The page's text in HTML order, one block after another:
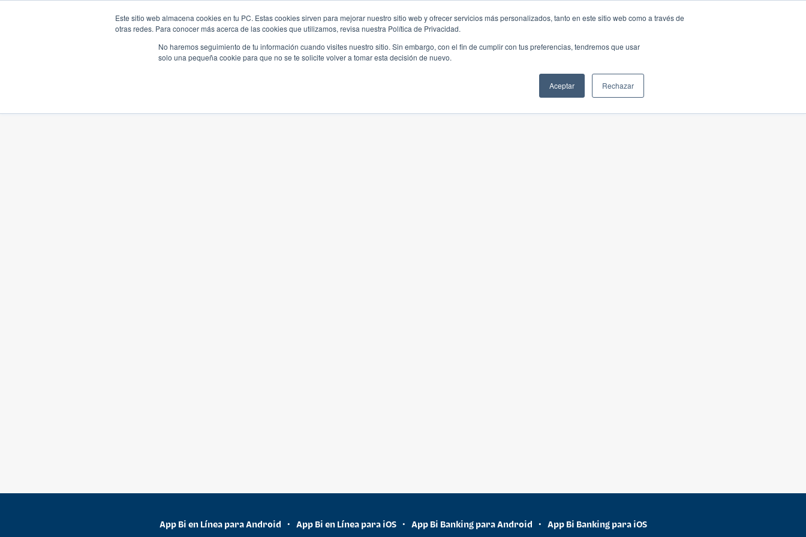
Este sitio web almacena cookies en tu PC. Estas cookies sirven para mejorar nuestro sitio web y ofrecer servicios más personalizados, tanto en este sitio web como a través de
otras redes. Para conocer más acerca de las cookies que utilizamos, revisa nuestra Política de Privacidad.
No haremos seguimiento de tu información cuando visites nuestro sitio. Sin embargo, con el fin de cumplir con tus preferencias, tendremos que usar
solo una pequeña cookie para que no se te solicite volver a tomar esta decisión de nuevo.
Aceptar Rechazar
App Bi en Línea para Android • App Bi en Línea para iOS • App Bi Banking para Android • App Bi Banking para iOS